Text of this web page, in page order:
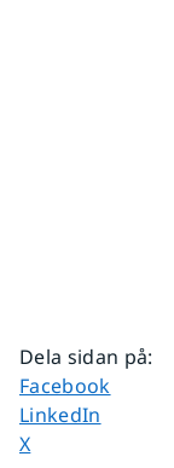
Dela sidan på:
Dela sidan på
Facebook
Dela sidan på
LinkedIn
Dela sidan på
X